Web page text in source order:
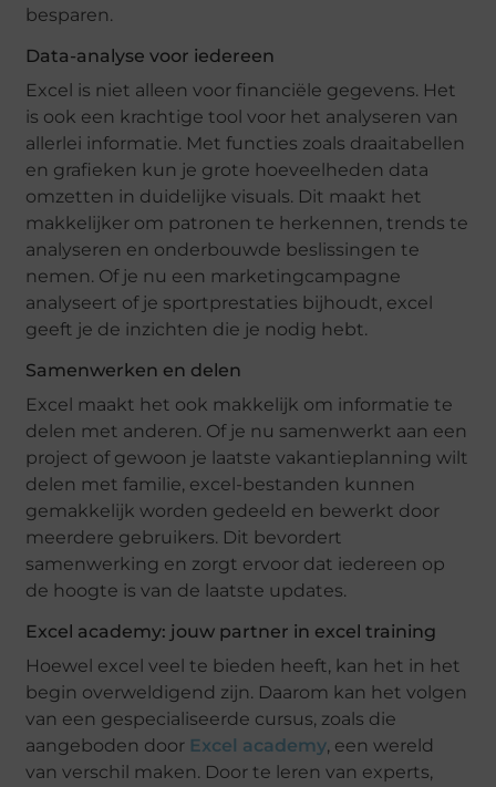
besparen.
Data-analyse voor iedereen
Excel is niet alleen voor financiële gegevens. Het
is ook een krachtige tool voor het analyseren van
allerlei informatie. Met functies zoals draaitabellen
en grafieken kun je grote hoeveelheden data
omzetten in duidelijke visuals. Dit maakt het
makkelijker om patronen te herkennen, trends te
analyseren en onderbouwde beslissingen te
nemen. Of je nu een marketingcampagne
analyseert of je sportprestaties bijhoudt, excel
geeft je de inzichten die je nodig hebt.
Samenwerken en delen
Excel maakt het ook makkelijk om informatie te
delen met anderen. Of je nu samenwerkt aan een
project of gewoon je laatste vakantieplanning wilt
delen met familie, excel-bestanden kunnen
gemakkelijk worden gedeeld en bewerkt door
meerdere gebruikers. Dit bevordert
samenwerking en zorgt ervoor dat iedereen op
de hoogte is van de laatste updates.
Excel academy: jouw partner in excel training
Hoewel excel veel te bieden heeft, kan het in het
begin overweldigend zijn. Daarom kan het volgen
van een gespecialiseerde cursus, zoals die
aangeboden door Excel academy, een wereld
van verschil maken. Door te leren van experts,